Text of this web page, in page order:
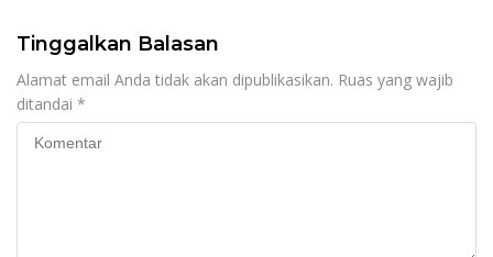
Tinggalkan Balasan
Alamat email Anda tidak akan dipublikasikan. Ruas yang wajib
ditandai *